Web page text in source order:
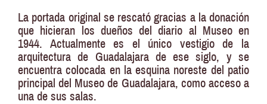
La portada original se rescató gracias a la donación
que hicieran los dueños del diario al Museo en
1944. Actualmente es el único vestigio de la
arquitectura de Guadalajara de ese siglo, y se
encuentra colocada en la esquina noreste del patio
principal del Museo de Guadalajara, como acceso a
una de sus salas.